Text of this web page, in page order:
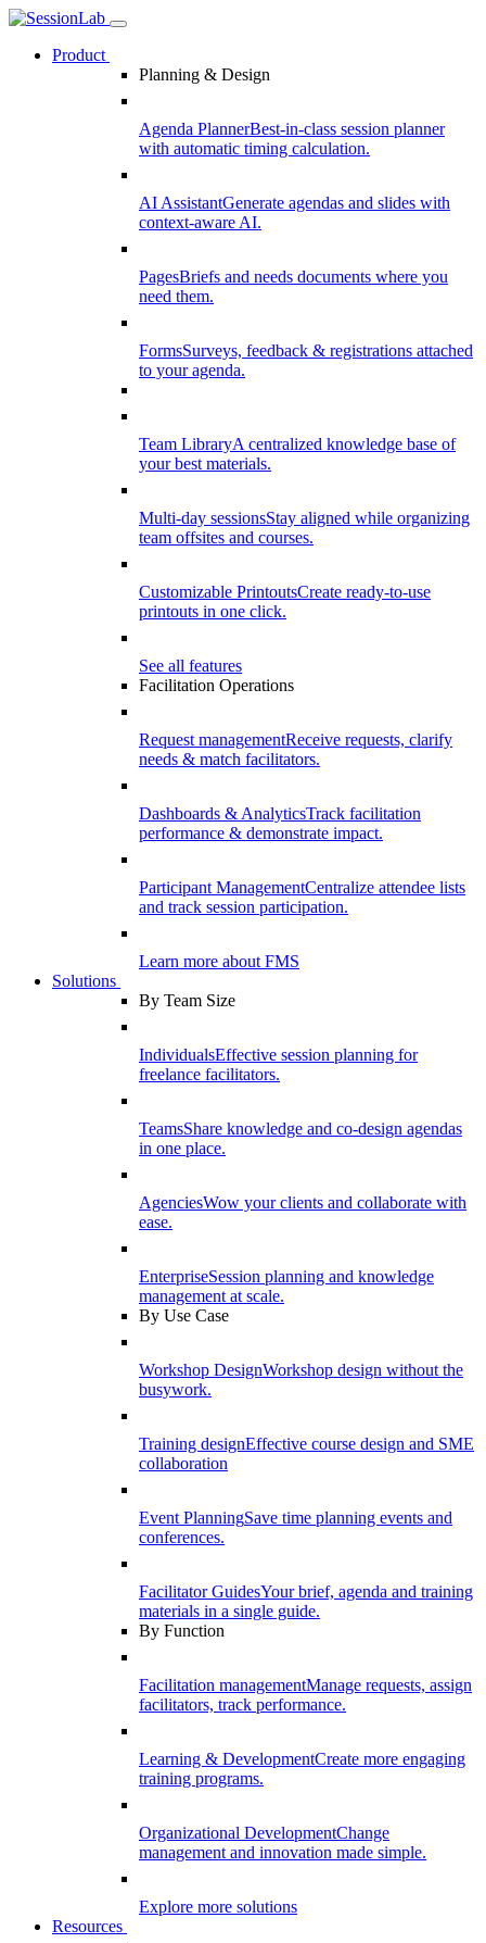
Product
Planning & Design
Agenda PlannerBest-in-class session planner
with automatic timing calculation.
AI AssistantGenerate agendas and slides with
context-aware AI.
PagesBriefs and needs documents where you
need them.
FormsSurveys, feedback & registrations attached
to your agenda.
Team LibraryA centralized knowledge base of
your best materials.
Multi-day sessionsStay aligned while organizing
team offsites and courses.
Customizable PrintoutsCreate ready-to-use
printouts in one click.
See all features
Facilitation Operations
Request managementReceive requests, clarify
needs & match facilitators.
Dashboards & AnalyticsTrack facilitation
performance & demonstrate impact.
Participant ManagementCentralize attendee lists
and track session participation.
Learn more about FMS
Solutions
By Team Size
IndividualsEffective session planning for
freelance facilitators.
TeamsShare knowledge and co-design agendas
in one place.
AgenciesWow your clients and collaborate with
ease.
EnterpriseSession planning and knowledge
management at scale.
By Use Case
Workshop DesignWorkshop design without the
busywork.
Training designEffective course design and SME
collaboration
Event PlanningSave time planning events and
conferences.
Facilitator GuidesYour brief, agenda and training
materials in a single guide.
By Function
Facilitation managementManage requests, assign
facilitators, track performance.
Learning & DevelopmentCreate more engaging
training programs.
Organizational DevelopmentChange
management and innovation made simple.
Explore more solutions
Resources